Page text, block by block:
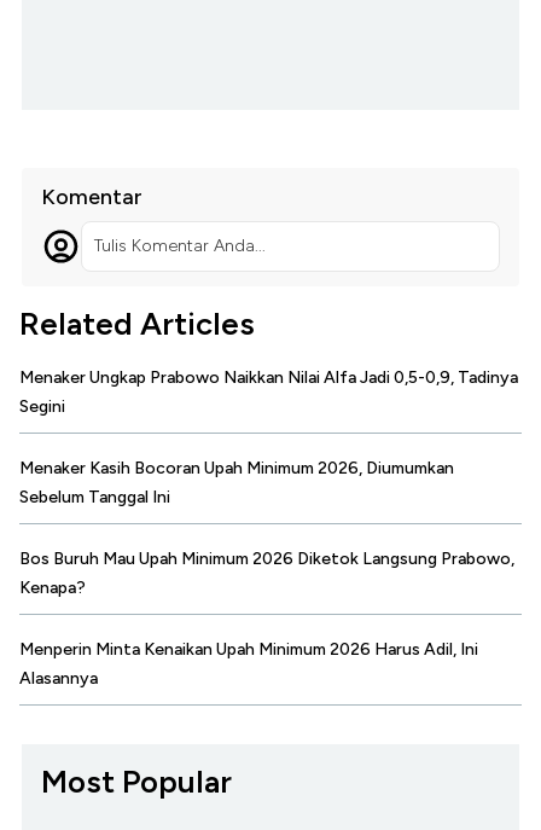
Komentar
Tulis Komentar Anda...
Related Articles
Menaker Ungkap Prabowo Naikkan Nilai Alfa Jadi 0,5-0,9, Tadinya
Segini
Menaker Kasih Bocoran Upah Minimum 2026, Diumumkan
Sebelum Tanggal Ini
Bos Buruh Mau Upah Minimum 2026 Diketok Langsung Prabowo,
Kenapa?
Menperin Minta Kenaikan Upah Minimum 2026 Harus Adil, Ini
Alasannya
Most Popular